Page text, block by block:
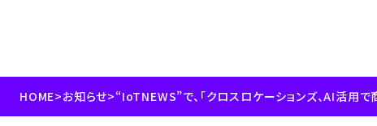
HOME>お知らせ>